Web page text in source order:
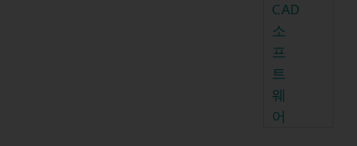
CAD
소
프
트
웨
어